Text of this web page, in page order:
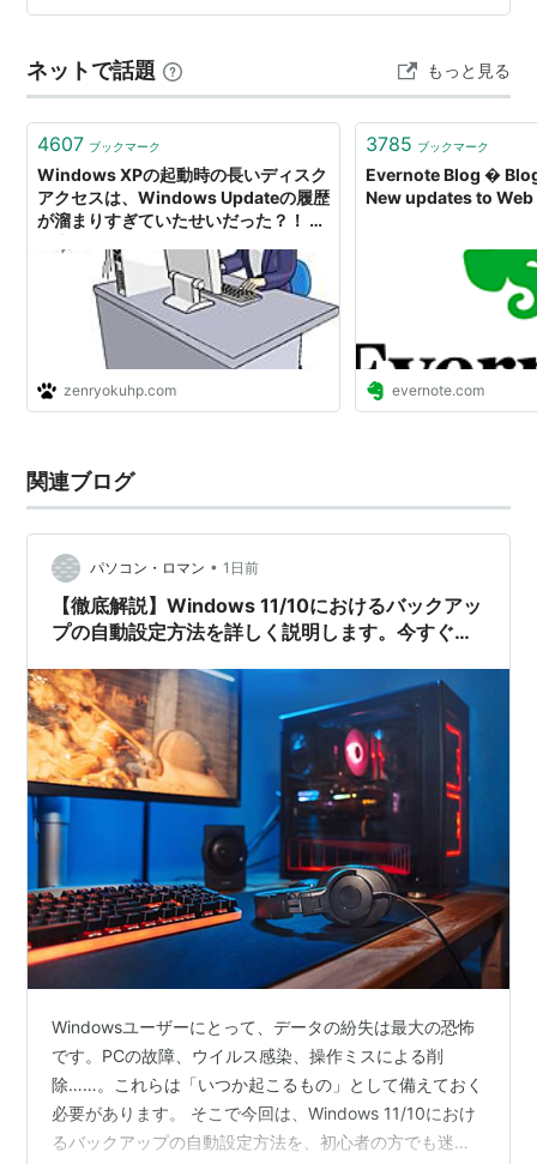
1994年：Windows NT 3.5
1995年：Windows 95
1995年：Windows NT 3.51
1996年：Windows NT 4.0
：Windows 98
1999年：Windows 98 Second Edition（Windows
98 SE）
2000年：Windows 2000
2000年：Windows Millennium Edition（Windows
Me）
2001年
Windows XP
2003年：Windows Server 2003
AMD64、EM64Tに対応）
2009年：Windows 7
2012年：Windows 8
2013年：Windows 8.1
2015年：Windows 10
はじめWindows 1.xが発売されたときはウインドウの重
ねあわせができないなど、ほとんど使い物にならないと
いう代物で実際に使おうと思った人もいなかったらしい
が、バージョンが上がるに従い2.0ではウインドウの重
ねあわせが可能になり、3.0では80386の32ビットプロ
テクトモードをサポートしメモリの扱いが行いやすくな
り、Windowsの存在を知らしめるまでに成長した。
さらに3.1では3.0で多発したUAE*2（回復不能なアプリ
ケーションエラー）の発生をできるだけ抑え、
4.0（Windows 95）ではこれまでMS-DOSから起動す
る形であったWindowsがOSに組み込まれ、GUI-OSと
なった*3 。
Windows 95までは富士通 FM-R/FM TOWNS用にも発
売され、Windows 98、2000まではNECの国産アーキ
5つ紹介します。バックアップがある場合とない場合の両
お試しください。 上書きしたファイルは本当に復元でき
ない？ データ復元では、「誤削除」や…
ネットで話題 もっと見る
4607 ブックマーク
Windows XPの起動時の長いディスク
アクセスは、Windows Updateの履歴
が溜まりすぎていたせいだった？！ -
zenryokuhp.com
3785 ブックマーク
Evernote Blog �
New updates to
evernote.com
関連ブログ
パソコン・ロマン • 1日前
【徹底解説】Windows 11/10におけるバックアッ
プの自動設定方法を詳しく説明します。今すぐ設
Windowsユーザーにとって、データの紛失は最大の恐怖
です。PCの故障、ウイルス感染、操作ミスによる削
除……。これらは「いつか起こるもの」として備えておく
必要があります。 そこで今回は、Windows 11/10におけ
るバックアップの自動設定方法を、初心者の方でも迷わ